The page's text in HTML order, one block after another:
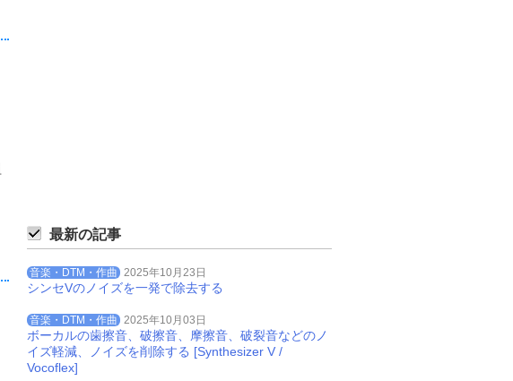
最新の記事
音楽・DTM・作曲 2025年10月23日
シンセVのノイズを一発で除去する
音楽・DTM・作曲 2025年10月03日
ボーカルの歯擦音、破擦音、摩擦音、破裂音などのノ
イズ軽減、ノイズを削除する [Synthesizer V /
Vocoflex]